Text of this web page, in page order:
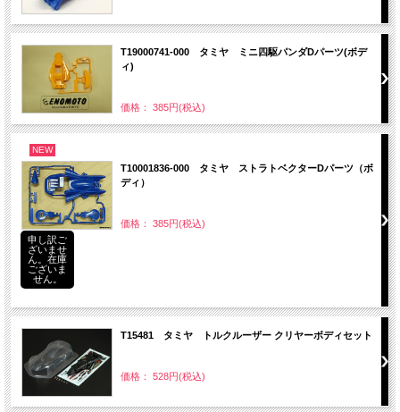
T19000741-000 タミヤ ミニ四駆パンダDパーツ(ボデ
ィ)
価格： 385円(税込)
NEW
T10001836-000 タミヤ ストラトベクターDパーツ（ボ
ディ）
価格： 385円(税込)
申し訳ご
ざいませ
ん。在庫
ございま
せん。
T15481 タミヤ トルクルーザー クリヤーボディセット
価格： 528円(税込)